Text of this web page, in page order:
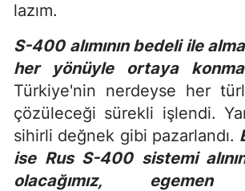
lazım.
S-400 alımının bedeli ile
her yönüyle ortaya
Türkiye'nin nerdeyse her
çözüleceği sürekli işlendi.
sihirli değnek gibi pazarlandı.
ise Rus S-400 sistemi
olacağımız, egemen